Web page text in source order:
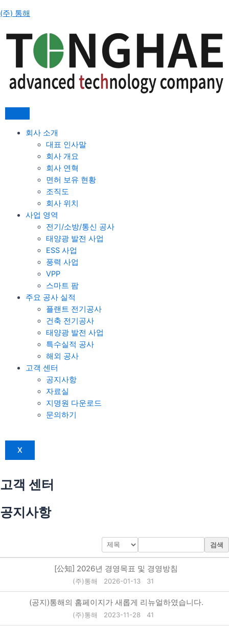
텐
로
(주) 통해
회사 소개
대표 인사말
회사 개요
회사 연혁
면허 보유 현황
조직도
회사 위치
사업 영역
전기/소방/통신 공사
태양광 발전 사업
ESS 사업
풍력 사업
VPP
스마트 팜
주요 공사 실적
플랜트 전기공사
건축 전기공사
태양광 발전 사업
특수실적 공사
해외 공사
고객 센터
공지사항
자료실
지명원 다운로드
문의하기
X
고객 센터
공지사항
검색
[公知] 2026년 경영목표 및 경영방침
(주)통해 2026-01-13 31
(공지)통해의 홈페이지가 새롭게 리뉴얼하였습니다.
(주)통해 2023-11-28 41